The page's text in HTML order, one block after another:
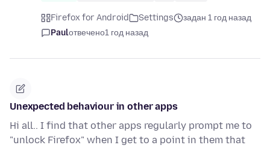
Firefox for Android Settings
задан 1 год назад
Paulотвечено1 год назад
Unexpected behaviour in other apps
Hi all.. I find that other apps regularly prompt me to
"unlock Firefox" when I get to a point in them that